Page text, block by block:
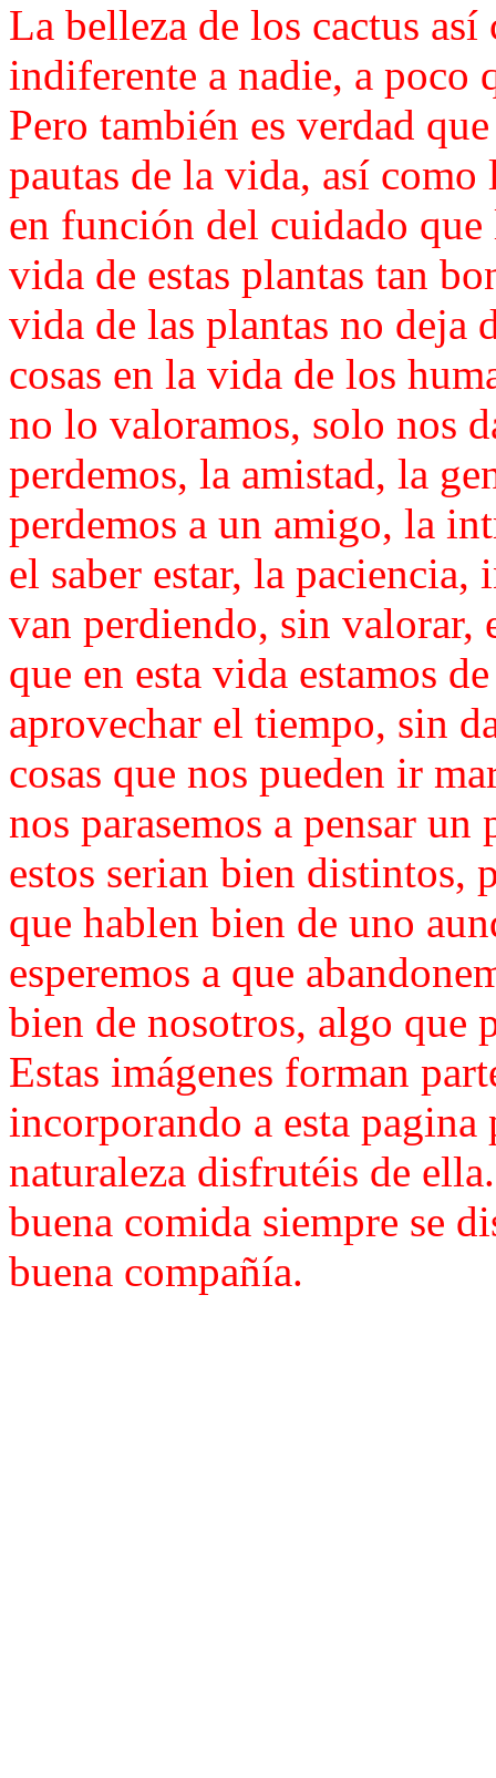
La belleza de los cactus
indiferente a nadie, a poco
Pero también es verdad
pautas de la vida, así
en función del cuidado que
vida de estas plantas tan
vida de las plantas no deja
cosas en la vida de los
no lo valoramos, solo nos
perdemos, la amistad, la
perdemos a un amigo, la
el saber estar, la paciencia,
van perdiendo, sin valorar,
que en esta vida estamos
aprovechar el tiempo, sin
cosas que nos pueden ir
nos parasemos a pensar
estos serian bien distintos,
que hablen bien de uno
esperemos a que
bien de nosotros, algo que
Estas imágenes forman
incorporando a esta pagina
naturaleza disfrutéis de
buena comida siempre se
buena compañía.